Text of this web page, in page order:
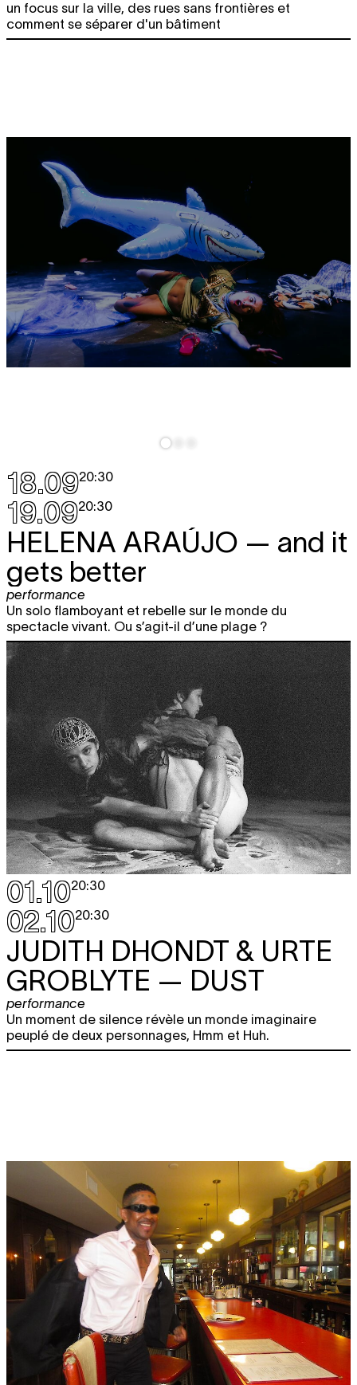
un focus sur la ville, des rues sans frontières et
comment se séparer d'un bâtiment
18.0920:30
19.0920:30
HELENA ARAÚJO — and it
gets better
performance
Un solo flamboyant et rebelle sur le monde du
spectacle vivant. Ou s’agit-il d’une plage ?
01.1020:30
02.1020:30
JUDITH DHONDT & URTE
GROBLYTE — DUST
performance
Un moment de silence révèle un monde imaginaire
peuplé de deux personnages, Hmm et Huh.